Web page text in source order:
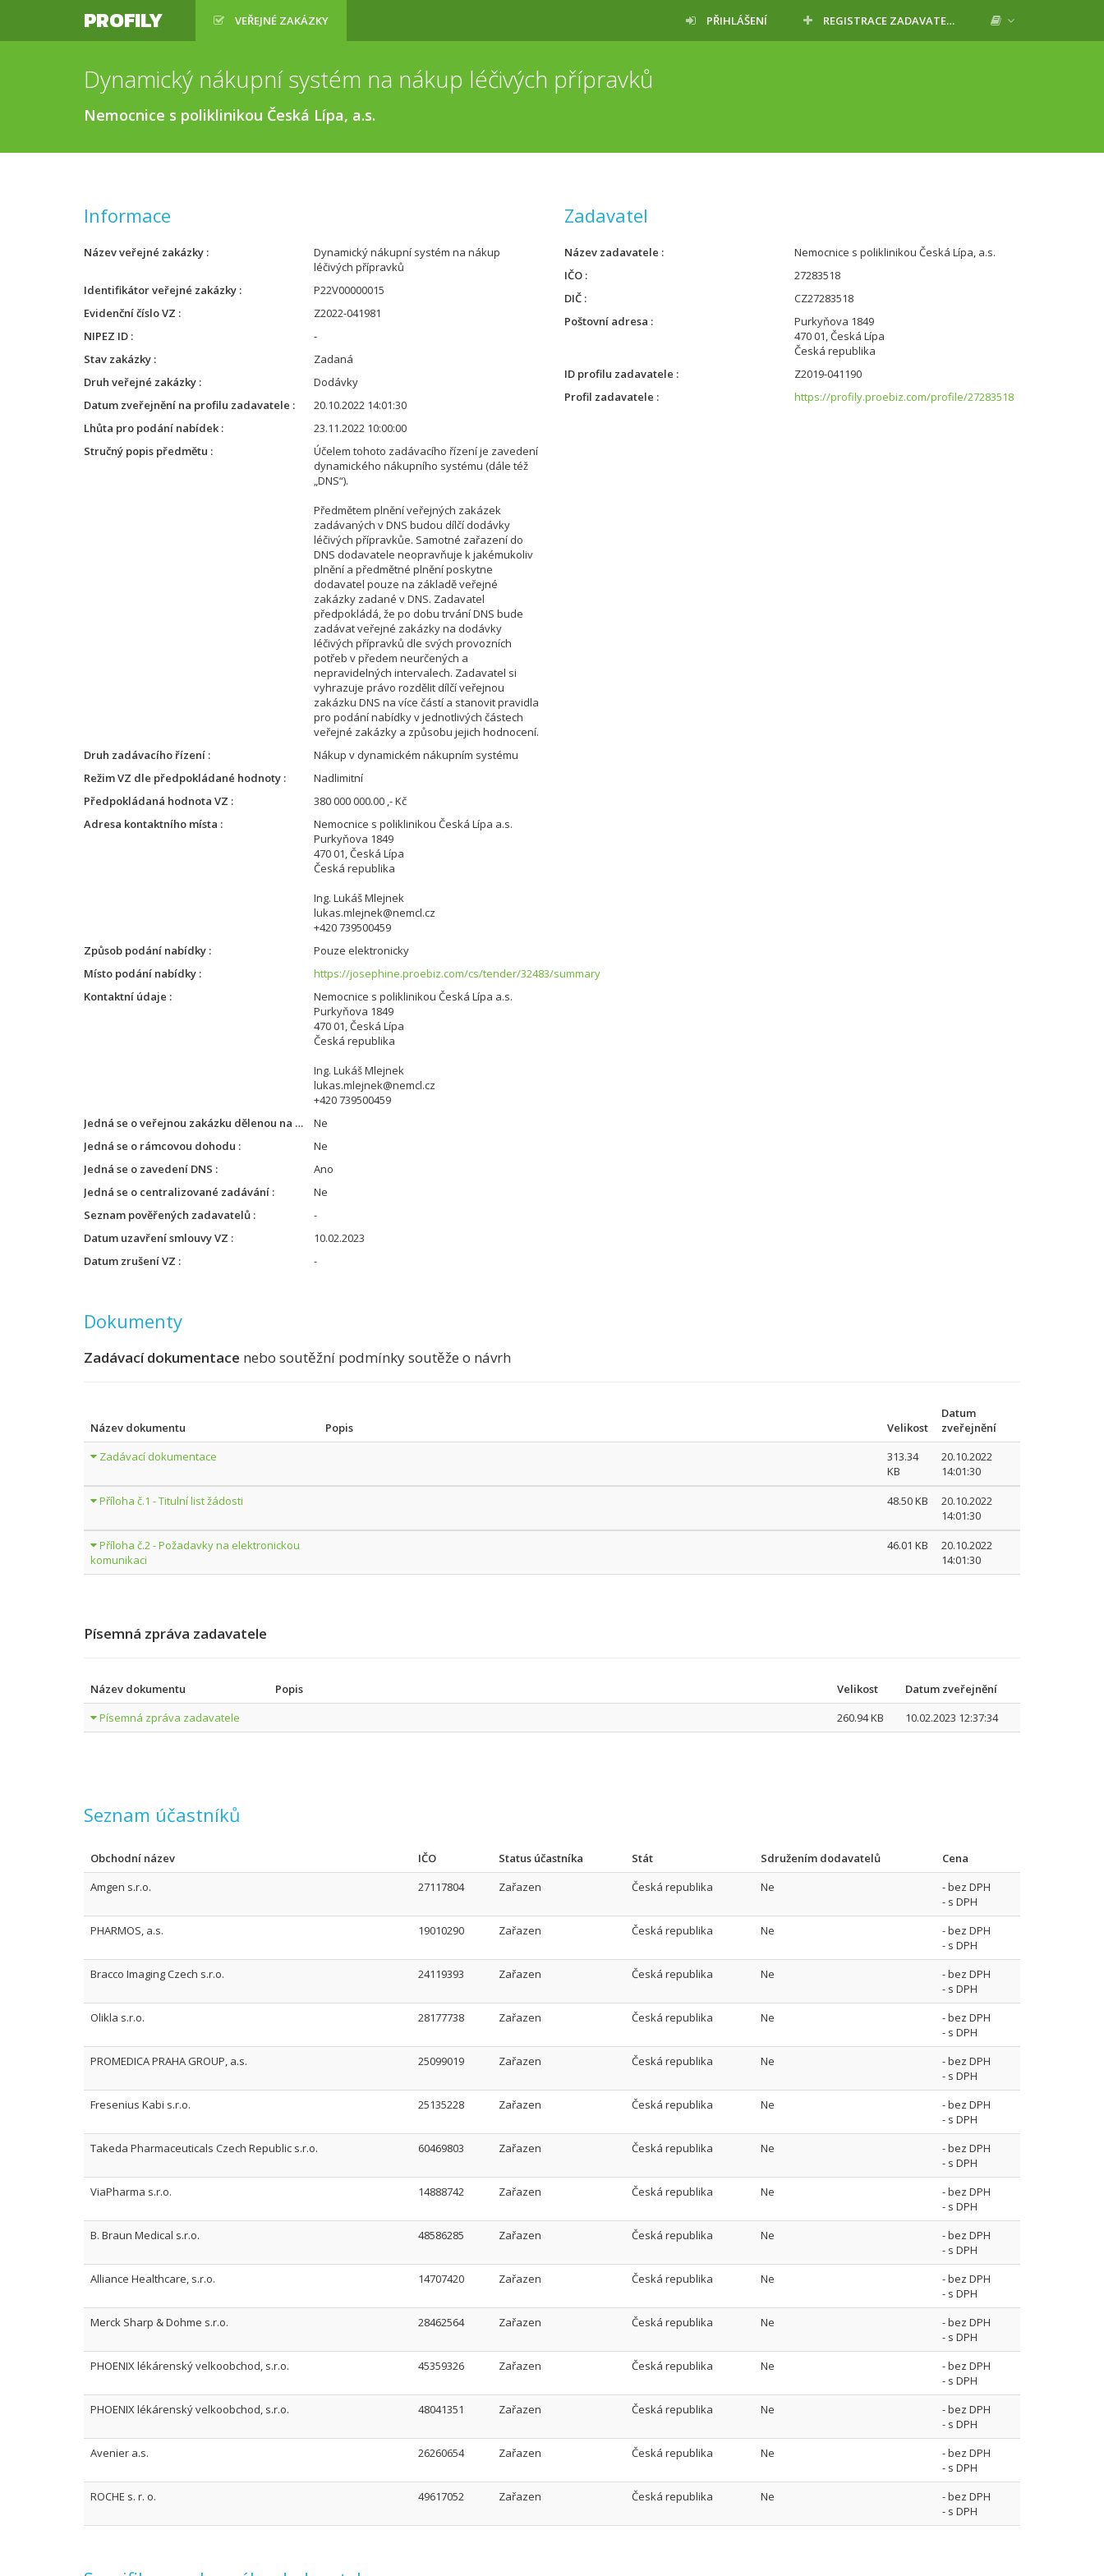
PROFILY VEŘEJNÉ ZAKÁZKY PŘIHLÁŠENÍ REGISTRACE ZADAVATELE
Dynamický nákupní systém na nákup léčivých přípravků
Nemocnice s poliklinikou Česká Lípa, a.s.
Informace
Název veřejné zakázky
Dynamický nákupní systém na nákup
léčivých přípravků
Identifikátor veřejné zakázky
P22V00000015
Evidenční číslo VZ
Z2022-041981
NIPEZ ID
-
Stav zakázky
Zadaná
Druh veřejné zakázky
Dodávky
Datum zveřejnění na profilu zadavatele
20.10.2022 14:01:30
Lhůta pro podání nabídek
23.11.2022 10:00:00
Stručný popis předmětu
Účelem tohoto zadávacího řízení je zavedení
dynamického nákupního systému (dále též
„DNS“).
Předmětem plnění veřejných zakázek
zadávaných v DNS budou dílčí dodávky
léčivých přípravkůe. Samotné zařazení do
DNS dodavatele neopravňuje k jakémukoliv
plnění a předmětné plnění poskytne
dodavatel pouze na základě veřejné
zakázky zadané v DNS. Zadavatel
předpokládá, že po dobu trvání DNS bude
zadávat veřejné zakázky na dodávky
léčivých přípravků dle svých provozních
potřeb v předem neurčených a
nepravidelných intervalech. Zadavatel si
vyhrazuje právo rozdělit dílčí veřejnou
zakázku DNS na více částí a stanovit pravidla
pro podání nabídky v jednotlivých částech
veřejné zakázky a způsobu jejich hodnocení.
Druh zadávacího řízení
Nákup v dynamickém nákupním systému
Režim VZ dle předpokládané hodnoty
Nadlimitní
Předpokládaná hodnota VZ
380 000 000.00 ,- Kč
Adresa kontaktního místa
Nemocnice s poliklinikou Česká Lípa a.s.
Purkyňova 1849
470 01, Česká Lípa
Česká republika
Ing. Lukáš Mlejnek
lukas.mlejnek@nemcl.cz
+420 739500459
Způsob podání nabídky
Pouze elektronicky
Místo podání nabídky
https://josephine.proebiz.com/cs/tender/32483/summary
Kontaktní údaje
Nemocnice s poliklinikou Česká Lípa a.s.
Purkyňova 1849
470 01, Česká Lípa
Česká republika
Ing. Lukáš Mlejnek
lukas.mlejnek@nemcl.cz
+420 739500459
Jedná se o veřejnou zakázku dělenou na kategorie
Ne
Jedná se o rámcovou dohodu
Ne
Jedná se o zavedení DNS
Ano
Jedná se o centralizované zadávání
Ne
Seznam pověřených zadavatelů
-
Datum uzavření smlouvy VZ
10.02.2023
Datum zrušení VZ
-
Zadavatel
Název zadavatele
Nemocnice s poliklinikou Česká Lípa, a.s.
IČO
27283518
DIČ
CZ27283518
Poštovní adresa
Purkyňova 1849
470 01, Česká Lípa
Česká republika
ID profilu zadavatele
Z2019-041190
Profil zadavatele
https://profily.proebiz.com/profile/27283518
Dokumenty
Zadávací dokumentace nebo soutěžní podmínky soutěže o návrh
Název dokumentu Popis Velikost
Datum
zveřejnění
Zadávací dokumentace
313.34
KB
20.10.2022
14:01:30
Příloha č.1 - Titulní list žádosti
48.50 KB
20.10.2022
14:01:30
Příloha č.2 - Požadavky na elektronickou
komunikaci
46.01 KB
20.10.2022
14:01:30
Písemná zpráva zadavatele
Název dokumentu Popis Velikost
Datum zveřejnění
Písemná zpráva zadavatele
260.94 KB 10.02.2023 12:37:34
Seznam účastníků
Obchodní název IČO Status účastníka Stát Sdružením dodavatelů
Cena
Amgen s.r.o.
27117804 Zařazen Česká republika Ne
- bez DPH
- s DPH
PHARMOS, a.s.
19010290 Zařazen Česká republika Ne
- bez DPH
- s DPH
Bracco Imaging Czech s.r.o.
24119393 Zařazen Česká republika Ne
- bez DPH
- s DPH
Olikla s.r.o.
28177738 Zařazen Česká republika Ne
- bez DPH
- s DPH
PROMEDICA PRAHA GROUP, a.s.
25099019 Zařazen Česká republika Ne
- bez DPH
- s DPH
Fresenius Kabi s.r.o.
25135228 Zařazen Česká republika Ne
- bez DPH
- s DPH
Takeda Pharmaceuticals Czech Republic s.r.o.
60469803 Zařazen Česká republika Ne
- bez DPH
- s DPH
ViaPharma s.r.o.
14888742 Zařazen Česká republika Ne
- bez DPH
- s DPH
B. Braun Medical s.r.o.
48586285 Zařazen Česká republika Ne
- bez DPH
- s DPH
Alliance Healthcare, s.r.o.
14707420 Zařazen Česká republika Ne
- bez DPH
- s DPH
Merck Sharp & Dohme s.r.o.
28462564 Zařazen Česká republika Ne
- bez DPH
- s DPH
PHOENIX lékárenský velkoobchod, s.r.o.
45359326 Zařazen Česká republika Ne
- bez DPH
- s DPH
PHOENIX lékárenský velkoobchod, s.r.o.
48041351 Zařazen Česká republika Ne
- bez DPH
- s DPH
Avenier a.s.
26260654 Zařazen Česká republika Ne
- bez DPH
- s DPH
ROCHE s. r. o.
49617052 Zařazen Česká republika Ne
- bez DPH
- s DPH